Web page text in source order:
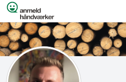
Spring til indhold